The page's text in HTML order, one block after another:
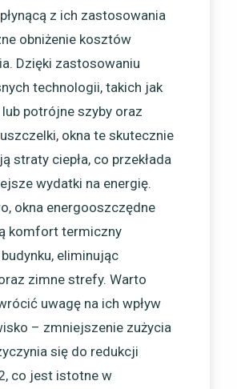
z ich zastosowania
obniżenie kosztów
Dzięki zastosowaniu
technologii, takich jak
potrójne szyby oraz
okna te skutecznie
straty ciepła, co przekłada
wydatki na energię.
okna energooszczędne
komfort termiczny
eliminując
zimne strefy. Warto
uwagę na ich wpływ
– zmniejszenie zużycia
się do redukcji
co jest istotne w